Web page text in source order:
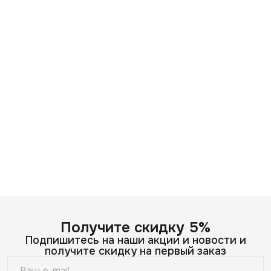
Получите скидку 5%
Подпишитесь на наши акции и новости и
получите скидку на первый заказ